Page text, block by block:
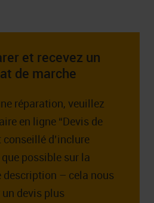
et recevez un
de marche
réparation, veuillez
en ligne “Devis de
d’inclure
possible sur la
description – cela nous
devis plus